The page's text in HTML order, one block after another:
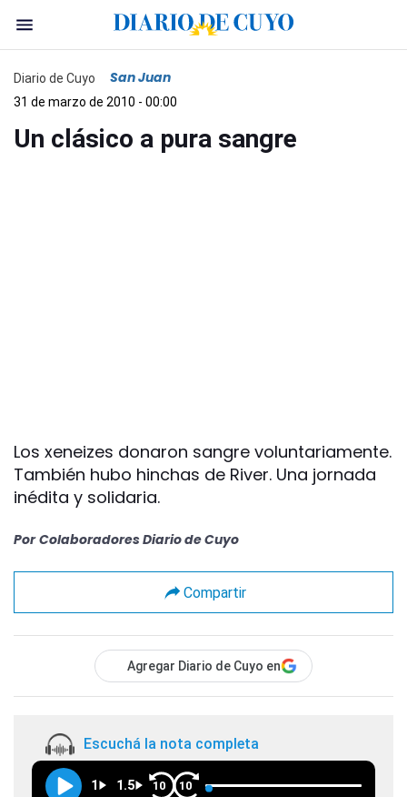
Diario de Cuyo San Juan
31 de marzo de 2010 - 00:00
Un clásico a pura sangre
Los xeneizes donaron sangre voluntariamente.
También hubo hinchas de River. Una jornada
inédita y solidaria.
Por Colaboradores Diario de Cuyo
Compartir
Agregar Diario de Cuyo en
Escuchá la nota completa
1 1.5 10 10